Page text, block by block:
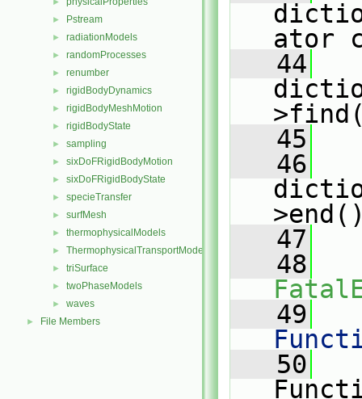
► Pstream
► radiationModels
► randomProcesses
► renumber
► rigidBodyDynamics
► rigidBodyMeshMotion
► rigidBodyState
► sampling
► sixDoFRigidBodyMotion
► sixDoFRigidBodyState
► specieTransfer
► surfMesh
► thermophysicalModels
► ThermophysicalTransportModels
► triSurface
► twoPhaseModels
► waves
► File Members
ator
   44
   45
   46
   47
   48
   49
   50